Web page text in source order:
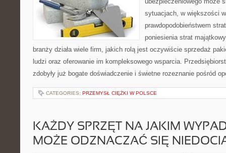
sytuacjach, w większości
prawdopodobieństwem
poniesienia strat
branży działa wiele firm, jakich rolą jest oczywiście sprzedaż
ludzi oraz oferowanie im kompleksowego wsparcia.
zdobyły już bogate doświadczenie i świetne rozeznanie pośród
CATEGORIES: PRZEMYSŁ CIĘŻKI W POLSCE
KAŻDY SPRZĘT NA JAKIM
MOŻE ODZNACZAĆ SIĘ